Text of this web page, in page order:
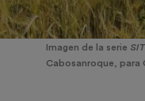
Imagen de la serie
Cabosanroque, para